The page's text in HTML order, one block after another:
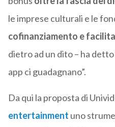
le imprese culturali e le
cofinanziamento e
dietro ad un dito – ha
app ci guadagnano”.
Da qui la proposta di
entertainment uno